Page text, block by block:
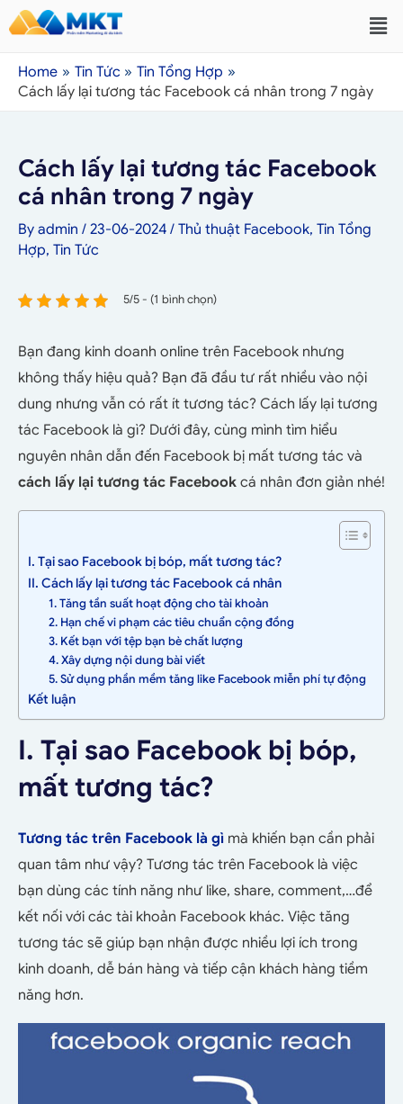
Home Tin Tức
Tin Tổng Hợp
Cách lấy lại tương tác Facebook cá nhân trong 7 ngày
Cách lấy lại tương tác Facebook
cá nhân trong 7 ngày
By admin / 23-06-2024 / Thủ thuật Facebook, Tin Tổng
Hợp, Tin Tức
5/5 - (1 bình chọn)
Bạn đang kinh doanh online trên Facebook nhưng
không thấy hiệu quả? Bạn đã đầu tư rất nhiều vào nội
dung nhưng vẫn có rất ít tương tác? Cách lấy lại tương
tác Facebook là gì? Dưới đây, cùng mình tìm hiểu
nguyên nhân dẫn đến Facebook bị mất tương tác và
cách lấy lại tương tác Facebook cá nhân đơn giản nhé!
I. Tại sao Facebook bị bóp, mất tương tác?
II. Cách lấy lại tương tác Facebook cá nhân
1. Tăng tần suất hoạt động cho tài khoản
2. Hạn chế vi phạm các tiêu chuẩn cộng đồng
3. Kết bạn với tệp bạn bè chất lượng
4. Xây dựng nội dung bài viết
5. Sử dụng phần mềm tăng like Facebook miễn phí tự động
Kết luận
I. Tại sao Facebook bị bóp,
mất tương tác?
Tương tác trên Facebook là gì mà khiến bạn cần phải
quan tâm như vậy? Tương tác trên Facebook là việc
bạn dùng các tính năng như like, share, comment,…để
kết nối với các tài khoản Facebook khác. Việc tăng
tương tác sẽ giúp bạn nhận được nhiều lợi ích trong
kinh doanh, dễ bán hàng và tiếp cận khách hàng tiềm
năng hơn.